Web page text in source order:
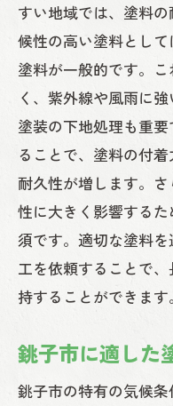
すい地域では、塗料
候性の高い塗料とし
塗料が一般的です。
く、紫外線や風雨に
塗装の下地処理も重
ることで、塗料の付
耐久性が増します。
性に大きく影響する
須です。適切な塗料
工を依頼することで
持することができます。
銚子市に適した
銚子市の特有の気候条